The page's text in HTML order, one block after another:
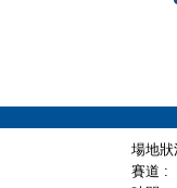
場地
賽道 :